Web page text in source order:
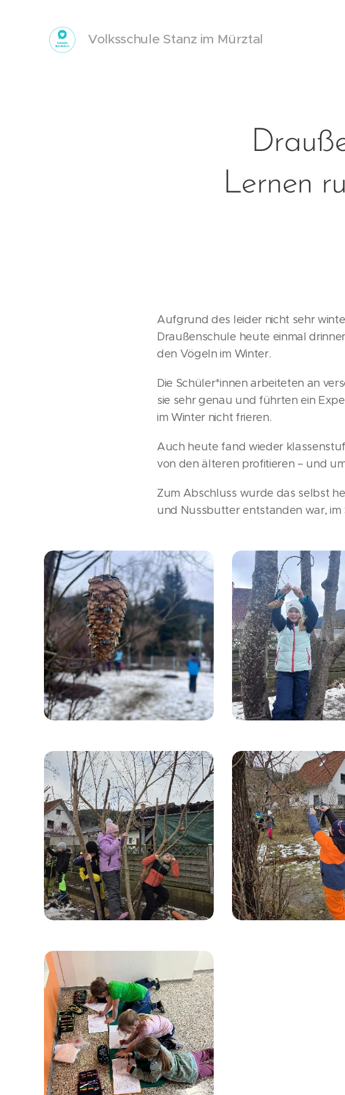
Volksschule Stanz im Mürztal
Lernen
Aufgrund des leider nicht sehr
Draußenschule heute einmal
den Vögeln im Winter.
Die Schüler*innen arbeiteten an
sie sehr genau und führten ein
im Winter nicht frieren.
Auch heute fand wieder
von den älteren profitieren – und
Zum Abschluss wurde das selbst
und Nussbutter entstanden war,